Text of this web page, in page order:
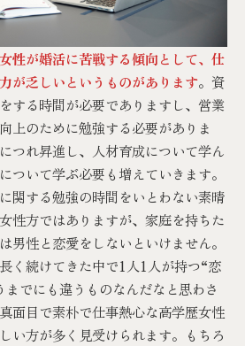
性が婚活に苦戦する傾向として、仕
が乏しいというものがあります。資
する時間が必要でありますし、営業
上のために勉強する必要がありま
つれ昇進し、人材育成について学ん
ついて学ぶ必要も増えていきます。
関する勉強の時間をいとわない素晴
性方ではありますが、家庭を持ちた
男性と恋愛をしないといけません。
く続けてきた中で1人1人が持つ“恋
でにも違うものなんだなと思わさ
面目で素朴で仕事熱心な高学歴女性
い方が多く見受けられます。もちろ